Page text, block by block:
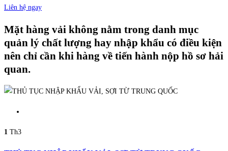
Liên hệ ngay
Mặt hàng vải không nằm trong danh mục
quản lý chất lượng hay nhập khẩu có điều kiện
nên chỉ cần khi hàng về tiến hành nộp hồ sơ hải
quan.
1 Th3